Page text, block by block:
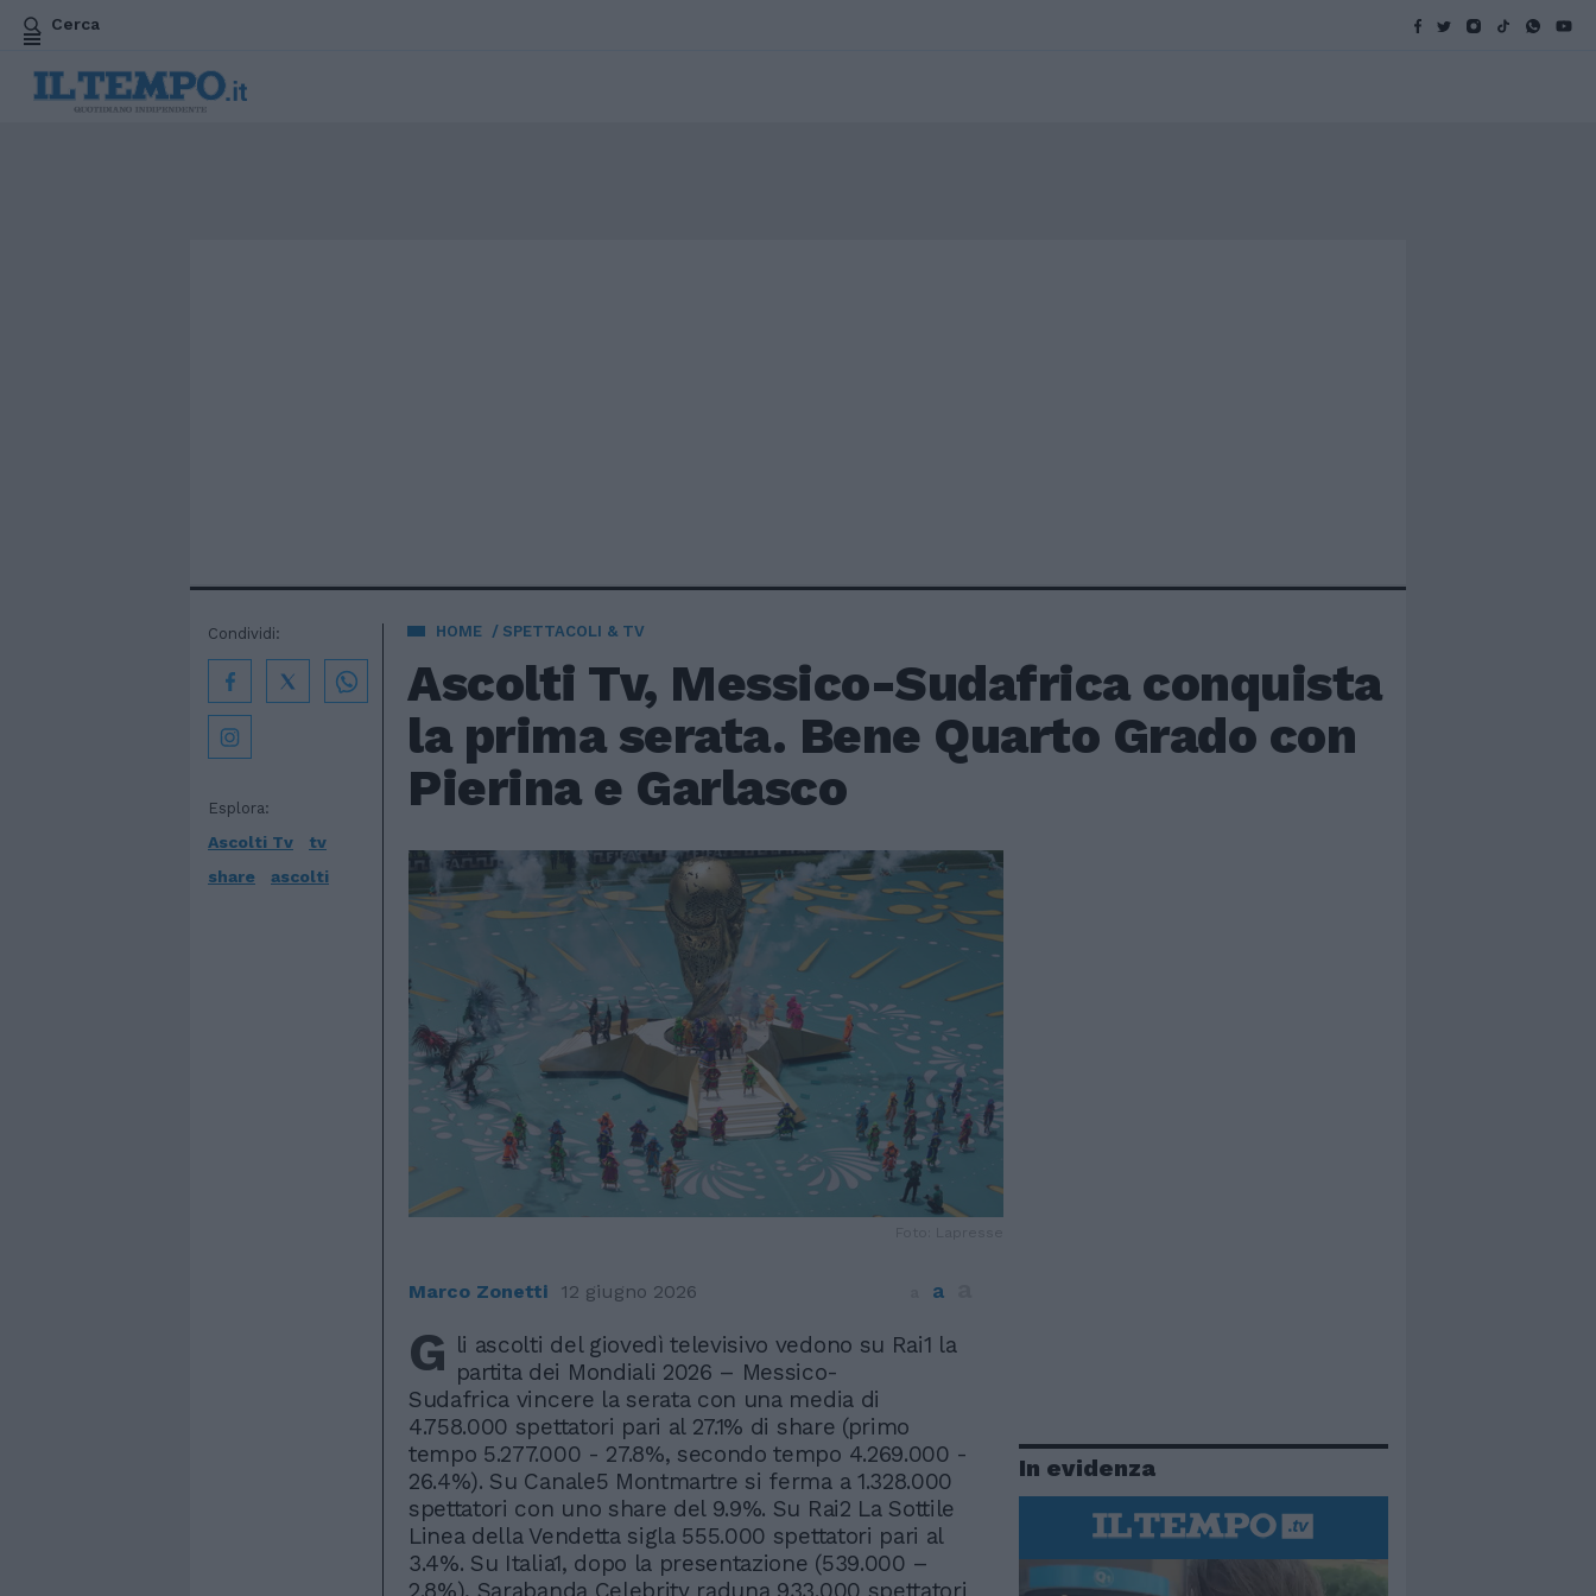
Cerca
HOME SPETTACOLI & TV
Ascolti Tv, Messico-Sudafrica conquista
la prima serata. Bene Quarto Grado con
Pierina e Garlasco
Esplora:
Ascolti Tv
tv
share
ascolti
Condividi:
Marco Zonetti 12 giugno 2026 a
G li ascolti del giovedì televisivo vedono su Rai1 la
partita dei Mondiali 2026 – Messico-
Sudafrica vincere la serata con una media di
4.758.000 spettatori pari al 27.1% di share (primo
tempo 5.277.000 - 27.8%, secondo tempo 4.269.000 -
26.4%). Su Canale5 Montmartre si ferma a 1.328.000
spettatori con uno share del 9.9%. Su Rai2 La Sottile
Linea della Vendetta sigla 555.000 spettatori pari al
3.4%. Su Italia1, dopo la presentazione (539.000 –
In evidenza